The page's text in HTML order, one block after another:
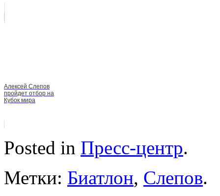
Алексей Слепов
пройдет отбор на
Кубок мира
Posted in Пресс-центр.
Метки: Биатлон, Слепов.